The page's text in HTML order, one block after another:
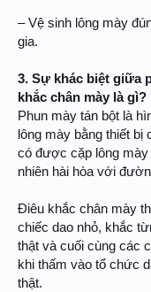
– Vệ sinh lông mày
gia.
3. Sự khác biệt giữa
khắc chân mày là gì?
Phun mày tán bột là
lông mày bằng thiết bị
có được cặp lông
nhiên hài hòa với
Điêu khắc chân mày
chiếc dao nhỏ, khắc
thật và cuối cùng các
khi thấm vào tổ chức
thật.